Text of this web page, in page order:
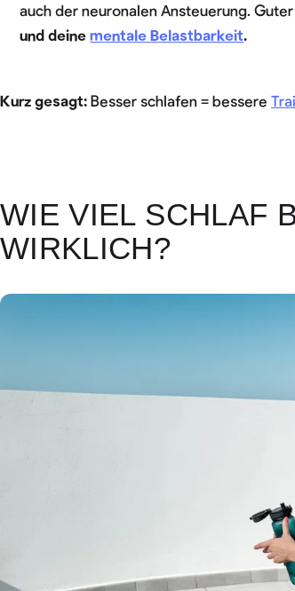
auch der neuronalen Ansteuerung.
und deinementale Belastbarkeit.
Kurz gesagt: Besser schlafen = bessere
WIE VIEL SCHLAF
WIRKLICH?